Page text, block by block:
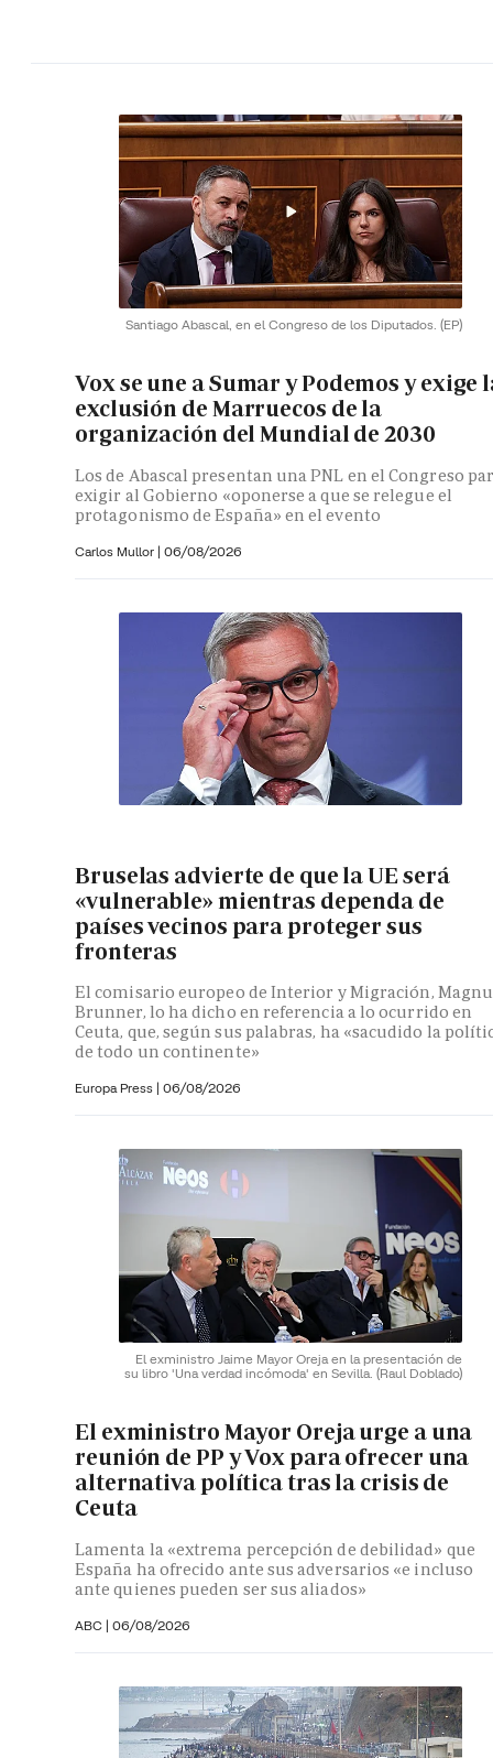
Santiago Abascal, en el Congreso de los Diputados. (EP)
Vox se une a Sumar y Podemos y exige
exclusión de Marruecos de la
organización del Mundial de 2030
Los de Abascal presentan una PNL en el Congreso
exigir al Gobierno «oponerse a que se relegue el
protagonismo de España» en el evento
Carlos Mullor | 06/08/2026
Bruselas advierte de que la UE será
«vulnerable» mientras dependa de
países vecinos para proteger sus
fronteras
El comisario europeo de Interior y Migración,
Brunner, lo ha dicho en referencia a lo ocurrido en
Ceuta, que, según sus palabras, ha «sacudido la
de todo un continente»
Europa Press | 06/08/2026
El exministro Jaime Mayor Oreja en la presentación de
su libro 'Una verdad incómoda' en Sevilla. (Raul Doblado)
El exministro Mayor Oreja urge a una
reunión de PP y Vox para ofrecer una
alternativa política tras la crisis de
Ceuta
Lamenta la «extrema percepción de debilidad» que
España ha ofrecido ante sus adversarios «e incluso
ante quienes pueden ser sus aliados»
ABC | 06/08/2026